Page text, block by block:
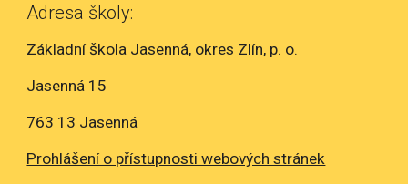
Adresa školy:
Základní škola Jasenná, okres Zlín, p. o.
Jasenná 15
763 13 Jasenná
Prohlášení o přístupnosti webových stránek